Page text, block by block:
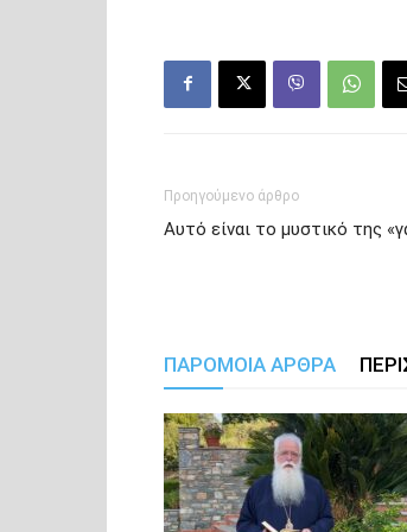
Προηγούμενο άρθρο
Αυτό είναι το μυστικό της
ΠΑΡΟΜΟΙΑ ΑΡΘΡΑ